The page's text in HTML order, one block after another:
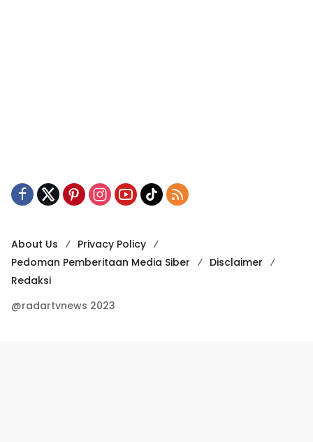
About Us
Privacy Policy
Pedoman Pemberitaan Media Siber
Disclaimer
Redaksi
@radartvnews 2023